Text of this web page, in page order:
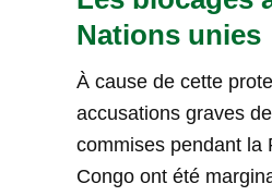
Nations unies
À cause de cette
accusations graves
commises pendant la
Congo ont été